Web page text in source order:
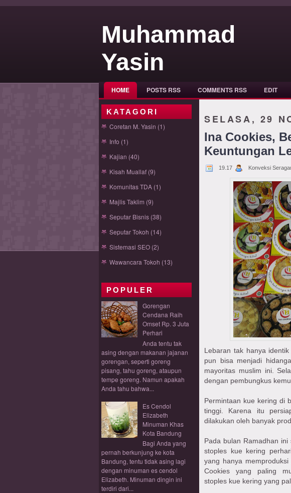
Muhammad
Yasin
HOME POSTS RSS COMMENTS RSS EDIT
KATAGORI
Coretan M. Yasin (1)
Info (1)
Kajian (40)
Kisah Muallaf (9)
Komunitas TDA (1)
Majlis Taklim (9)
Seputar Bisnis (38)
Seputar Tokoh (14)
Sistemasi SEO (2)
Wawancara Tokoh (13)
POPULER
Gorengan
Cendana Raih
Omset Rp. 3 Juta
Perhari
Anda tentu tak
asing dengan makanan jajanan
gorengan, seperti goreng
pisang, tahu goreng, ataupun
tempe goreng. Namun apakah
Anda tahu bahwa...
Es Cendol
Elizabeth
Minuman Khas
Kota Bandung
Bagi Anda yang
pernah berkunjung ke kota
Bandung, tentu tidak asing lagi
dengan minuman es cendol
Elizabeth. Minuman dingin ini
terdiri dari...
SELASA, 29
Ina Cookies,
Keuntungan
19.17 Konveksi
Lebaran tak hanya
pun bisa menjadi
mayoritas muslim ini.
dengan pembungkus
Permintaan kue kering di
tinggi. Karena itu
dilakukan oleh banyak
Pada bulan Ramadhan
stoples kue kering
yang hanya
Cookies yang paling
stoples kue kering yang